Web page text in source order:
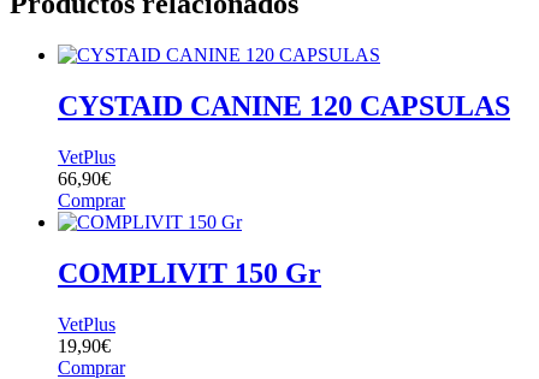
CYSTAID CANINE 120 CAPSULAS
VetPlus
66,90€
Comprar
COMPLIVIT 150 Gr
VetPlus
19,90€
Comprar